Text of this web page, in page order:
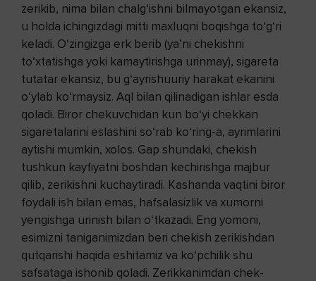
zerikib, nima bilan chalg‘ishni bilmayotgan ekansiz,
u holda ichingizdagi mitti maxluqni boqishga to‘g‘ri
keladi. O‘zingizga erk berib (ya’ni chekishni
to‘xtatishga yoki kamaytirishga urinmay), sigareta
tutatar ekansiz, bu g‘ayrishuuriy harakat ekanini
o‘ylab ko‘rmaysiz. Aql bilan qilinadigan ishlar esda
qoladi. Biror chekuvchidan kun bo‘yi chekkan
sigaretalarini eslashini so‘rab ko‘ring-a, ayrimlarini
aytishi mumkin, xolos. Gap shundaki, chekish
tushkun kayfiyatni boshdan kechirishga majbur
qilib, zerikishni kuchaytiradi. Kashanda vaqtini biror
foydali ish bilan emas, hafsalasizlik va xumorni
yengishga urinish bilan o‘tkazadi. Eng yomoni,
esimizni taniganimizdan beri chekish zerikishdan
qutqarishi haqida eshitamiz va ko‘pchilik shu
safsataga ishonib qoladi. Zerikkanimdan chek­